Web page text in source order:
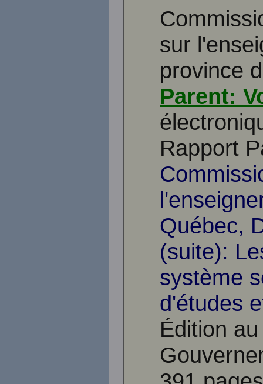
sur
province
Parent:
Rapport
Québec,
(suite):
système
d'études
Édition